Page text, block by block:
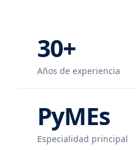
30+
Años de experiencia
PyMEs
Especialidad principal